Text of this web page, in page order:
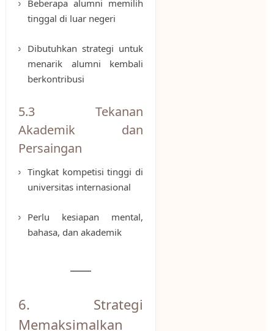
Beberapa alumni memilih
tinggal di luar negeri
Dibutuhkan strategi untuk
menarik alumni kembali
berkontribusi
5.3 Tekanan
Akademik dan
Persaingan
Tingkat kompetisi tinggi di
universitas internasional
Perlu kesiapan mental,
bahasa, dan akademik
6. Strategi
Memaksimalkan